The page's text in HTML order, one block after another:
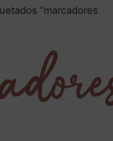
“marcadores